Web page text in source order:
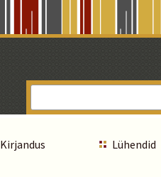
Kirjandus Lühendid